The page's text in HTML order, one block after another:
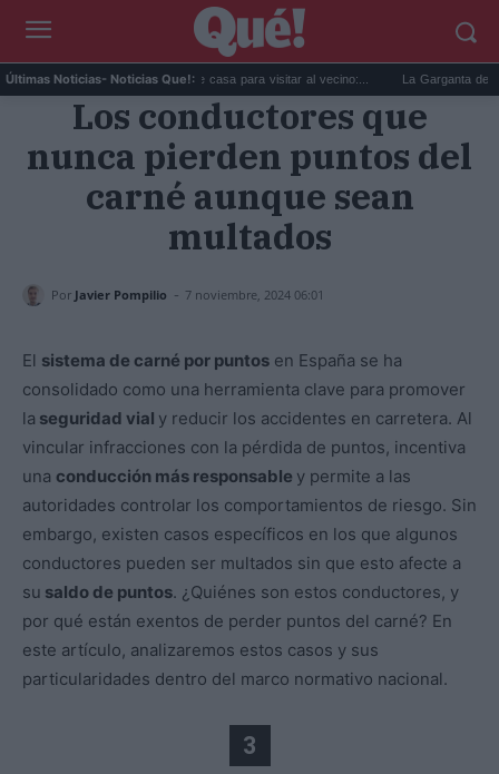
Últimas Noticias- Noticias Que!:
El perro se escapa de casa para visitar al vecino:... La Garganta del
Los conductores que
nunca pierden puntos del
carné aunque sean
multados
Por Javier Pompilio - 7 noviembre, 2024 06:01
El sistema de carné por puntos en España se ha
consolidado como una herramienta clave para promover
la seguridad vial y reducir los accidentes en carretera. Al
vincular infracciones con la pérdida de puntos, incentiva
una conducción más responsable y permite a las
autoridades controlar los comportamientos de riesgo. Sin
embargo, existen casos específicos en los que algunos
conductores pueden ser multados sin que esto afecte a
su saldo de puntos. ¿Quiénes son estos conductores, y
por qué están exentos de perder puntos del carné? En
este artículo, analizaremos estos casos y sus
particularidades dentro del marco normativo nacional.
3